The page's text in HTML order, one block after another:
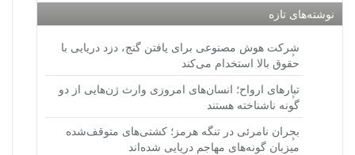
نوشته‌های تازه
شرکت هوش مصنوعی برای یافتن گنج، دزد دریایی با
حقوق بالا استخدام می‌کند
تبارهای ارواح؛ انسان‌های امروزی وارث ژن‌هایی از دو
گونه ناشناخته هستند
بحران نامرئی در تنگه هرمز؛ کشتی‌های متوقف‌شده
میزبان گونه‌های مهاجم دریایی شده‌اند